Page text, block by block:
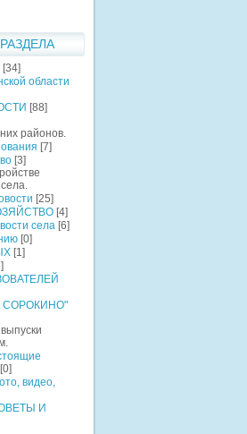
[34]
области
[88]
районов.
[7]
[3]
[25]
[4]
села [6]
[0]
[1]
СОРОКИНО"
[0]
видео,
И